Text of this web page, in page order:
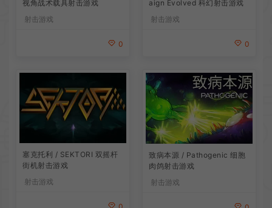
视角战术载具射击游戏
射击游戏
0
aign Evolved 科幻射击游戏
射击游戏
0
塞克托利 / SEKTORI 双摇杆
街机射击游戏
射击游戏
致病本源 / Pathogenic 细胞
肉鸽射击游戏
射击游戏